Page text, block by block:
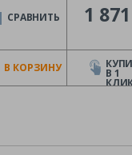
В КОРЗИНУ
СРАВНИТЬ 1 871
В 1